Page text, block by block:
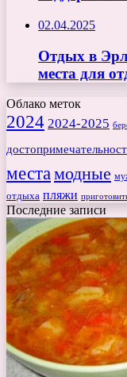
02.04.2025
Отдых в
места для
Облако меток
2024 2024-2025
местамодные
отдыха пляжи
Последние записи